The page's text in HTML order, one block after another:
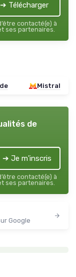
➔ Télécharger
contacté(e) à
ses partenaires.
Mistral
de
➔ Je m'inscris
contacté(e) à
ses partenaires.
Google